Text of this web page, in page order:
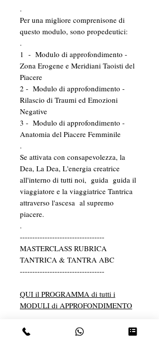
.
Per una migliore comprenisone di
questo modulo, sono propedeutici:
.
1 - Modulo di approfondimento -
Zona Erogene e Meridiani Taoisti del
Piacere
2 - Modulo di approfondimento -
Rilascio di Traumi ed Emozioni
Negative
3 - Modulo di approfondimento -
Anatomia del Piacere Femminile
.
Se attivata con consapevolezza, la
Dea, La Dea, L'energia creatrice
all'interno di tutti noi, guida guida il
viaggiatore e la viaggiatrice Tantrica
attraverso l'ascesa al supremo
piacere.
.
----------------------------------
MASTERCLASS RUBRICA
TANTRICA & TANTRA ABC
----------------------------------
QUI il PROGRAMMA di tutti i
MODULI di APPROFONDIMENTO
Più informazioni